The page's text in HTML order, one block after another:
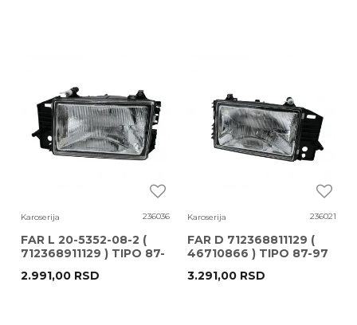
Karoserija 236036
FAR L 20-5352-08-2 (
712368911129 ) TIPO 87-
2.991,00 RSD
Karoserija 236021
FAR D 712368811129 (
46710866 ) TIPO 87-97
3.291,00 RSD